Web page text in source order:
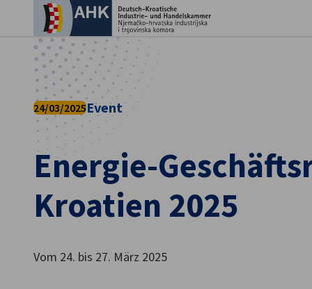
Energie-
Kroatien 2025
24/03/2025Event
Vom 24. bis 27. März 2025